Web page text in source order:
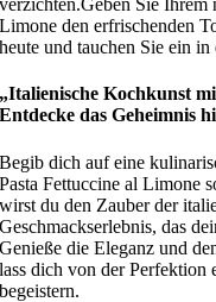
verzichten.Geben Sie Ihrem
Limone den erfrischenden
heute und tauchen Sie ein
„Italienische Kochkunst
Entdecke das Geheimnis
Begib dich auf eine
Pasta Fettuccine al Limone
wirst du den Zauber der
Geschmackserlebnis, das
Genieße die Eleganz und
lass dich von der Perfektion
begeistern.